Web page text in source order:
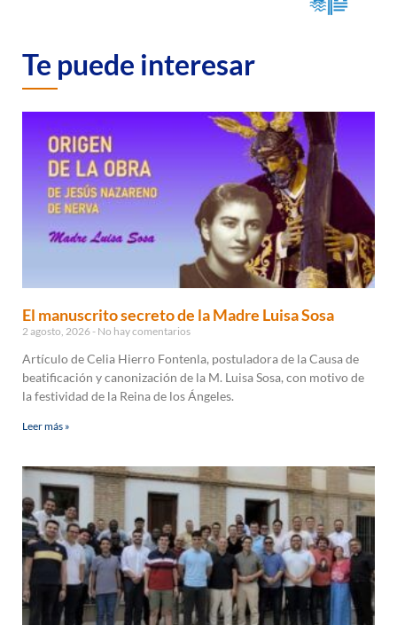
Te puede interesar
El manuscrito secreto de la Madre Luisa Sosa
2 agosto, 2026 No hay comentarios
Artículo de Celia Hierro Fontenla, postuladora de la Causa de
beatificación y canonización de la M. Luisa Sosa, con motivo de
la festividad de la Reina de los Ángeles.
Leer más »